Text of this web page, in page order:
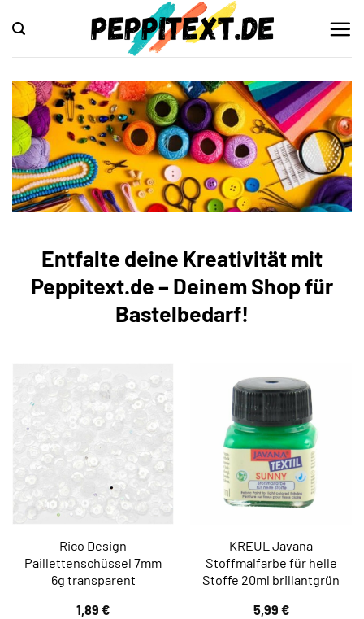
Inhalt
springen
Entfalte deine Kreativität mit
Peppitext.de – Deinem Shop für
Bastelbedarf!
Rico Design
Paillettenschüssel 7mm
6g transparent
1,89 €
KREUL Javana
Stoffmalfarbe für helle
Stoffe 20ml brillantgrün
5,99 €